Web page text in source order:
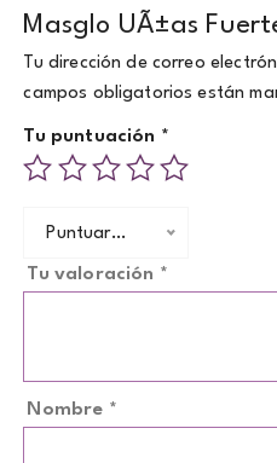
Masglo UÃ±as
Tu dirección de correo
campos obligatorios están
Tu puntuación *
Puntuar…
Tu valoración *
Nombre *